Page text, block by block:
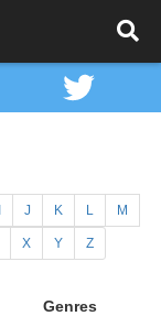
J K L M
X Y Z
Genres